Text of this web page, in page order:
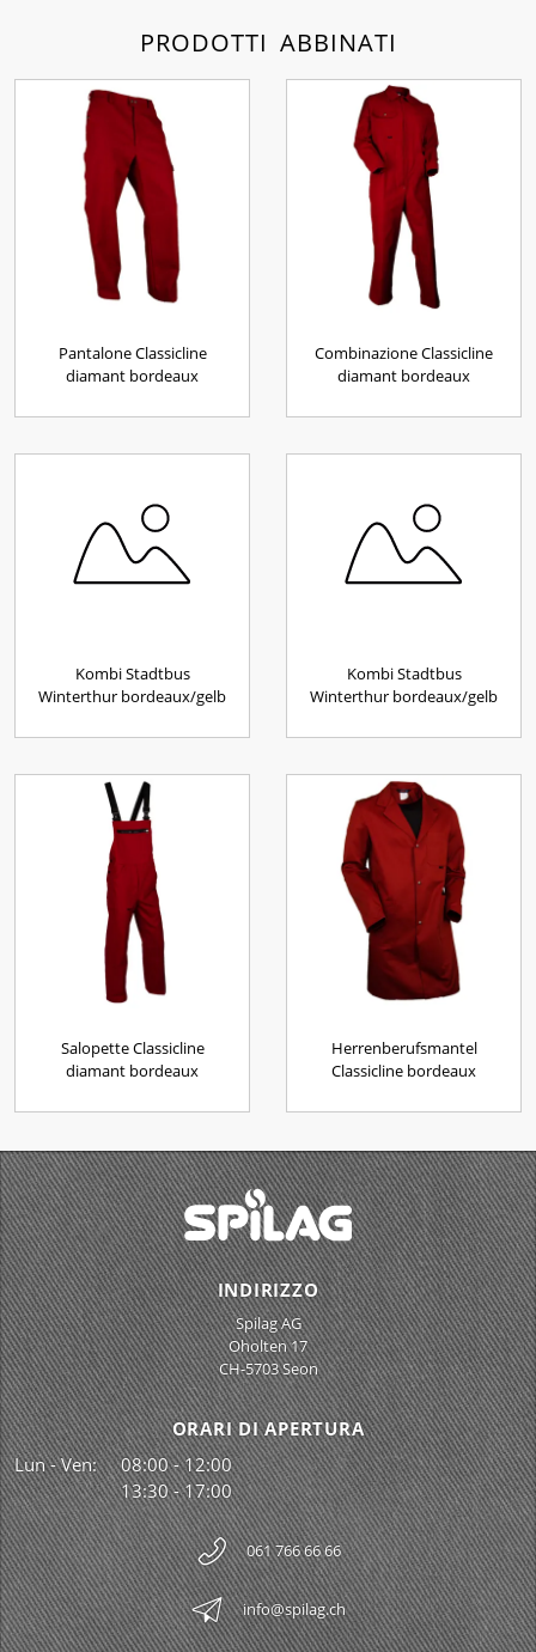
PRODOTTI ABBINATI
Pantalone Classicline
diamant bordeaux
Combinazione Classicline
diamant bordeaux
Kombi Stadtbus
Winterthur bordeaux/gelb
Kombi Stadtbus
Winterthur bordeaux/gelb
Salopette Classicline
diamant bordeaux
Herrenberufsmantel
Classicline bordeaux
INDIRIZZO
Spilag AG
Oholten 17
CH-5703 Seon
ORARI DI APERTURA
Lun - Ven:
08:00 - 12:00
13:30 - 17:00
061 766 66 66
info@spilag.ch